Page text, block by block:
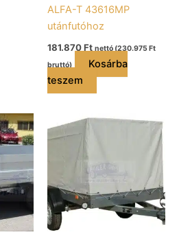
ALFA-T 43616MP
utánfutóhoz
181.870Ft nettó (230.975Ft
bruttó)
Kosárba
teszem